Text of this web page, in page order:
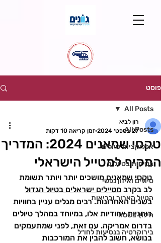
פוסט
All Posts
אפליקציות טיולים
בטיחות בטיולים
טיולים ואיזון נפשי
הטיול הארוך ובריאות
חילוץ בשטח
בירוקרטיה בנסיעות לחו״ל
All Posts
טקסי שמאנים 2024: המדריך
המקיף למטייל הישראלי
רון לביא
27 בספט׳ 2024
זמן קריאה 10 דקות
טקסי שמאנים מושכים יותר ויותר תשומת
לב בקרב מטיילים ישראלים בטיול הגדול
בשנים האחרונות. רבים מגלים עניין בחוויות
רוחניות ייחודיות אלו, במיוחד במהלך טיולים
בדרום אמריקה. עם זאת, לפני שמתעמקים
בנושא, חשוב להבין את המורכבות